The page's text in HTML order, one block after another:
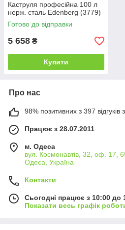
Каструля професійна 100 л
нерж. сталь Edenberg (3779)
Готово до відправки
5 658 ₴
Купити
Про нас
98% позитивних з 397 відгуків
Працює з 28.07.2011
м. Одеса
вул. Космонавтів, 32, оф. 17,
Одеса, Україна
Контакти
Сьогодні працює з 10:00 до
Показати весь графік